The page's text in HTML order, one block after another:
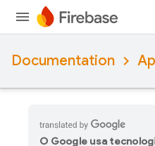
Documentation
O Google usa